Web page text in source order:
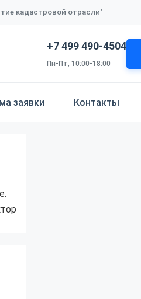
кадастровой отрасли"
+7 499 490-4504
Пн-Пт, 10:00-18:00
заявки Контакты